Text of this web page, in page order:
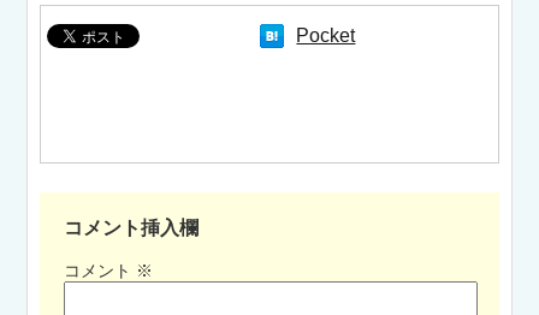
Pocket
コメント挿入欄
コメント ※